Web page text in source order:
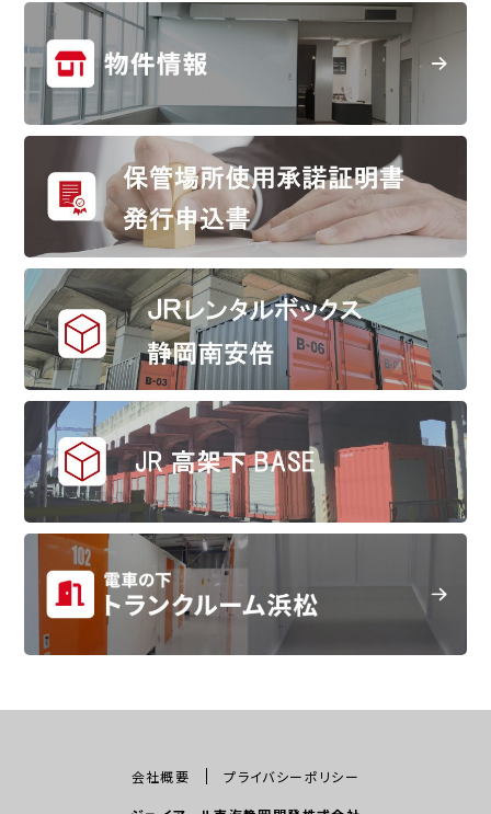
会社概要 プライバシーポリシー